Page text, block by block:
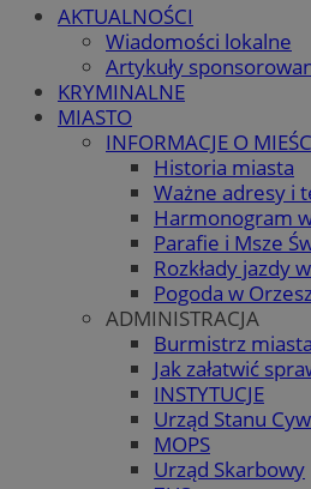
AKTUALNOŚCI
Wiadomości lokalne
Artykuły
KRYMINALNE
MIASTO
INFORMACJE O
Historia miasta
Ważne adresy i
Harmonogram
Parafie i Msze
Rozkłady jazdy
Pogoda w
ADMINISTRACJA
Burmistrz miasta
Jak załatwić
INSTYTUCJE
Urząd Stanu
MOPS
Urząd Skarbowy